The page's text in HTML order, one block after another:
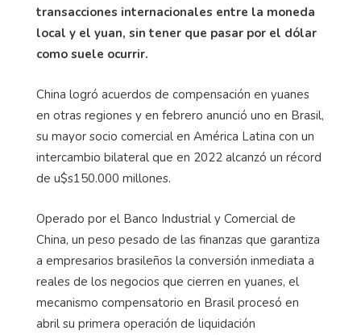
transacciones internacionales entre la moneda
local y el yuan, sin tener que pasar por el dólar
como suele ocurrir.
China logró acuerdos de compensación en yuanes
en otras regiones y en febrero anunció uno en Brasil,
su mayor socio comercial en América Latina con un
intercambio bilateral que en 2022 alcanzó un récord
de u$s150.000 millones.
Operado por el Banco Industrial y Comercial de
China, un peso pesado de las finanzas que garantiza
a empresarios brasileños la conversión inmediata a
reales de los negocios que cierren en yuanes, el
mecanismo compensatorio en Brasil procesó en
abril su primera operación de liquidación